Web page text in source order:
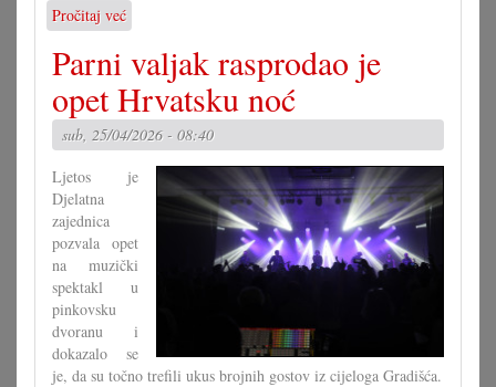
Pročitaj već
Uspješna
»Šara
pozornica«
u
Trajštofu
Parni valjak rasprodao je
opet Hrvatsku noć
sub, 25/04/2026 - 08:40
Ljetos je
Djelatna
zajednica
pozvala opet
na muzički
spektakl u
pinkovsku
dvoranu i
dokazalo se
je, da su točno trefili ukus brojnih gostov iz cijeloga Gradišća.